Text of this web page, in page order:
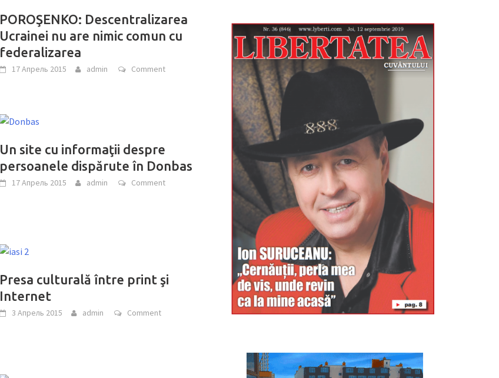
POROŞENKO: Descentralizarea
Ucrainei nu are nimic comun cu
federalizarea
17 Апрель 2015 admin Comment
Un site cu informaţii despre
persoanele dispărute în Donbas
17 Апрель 2015 admin Comment
Presa culturală între print şi
Internet
3 Апрель 2015 admin Comment